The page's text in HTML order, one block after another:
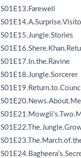
S01E13.Farewell
S01E15.Jungle.Stories
S01E17.In.the.Ravine
S01E18.Jungle.Sorcerer